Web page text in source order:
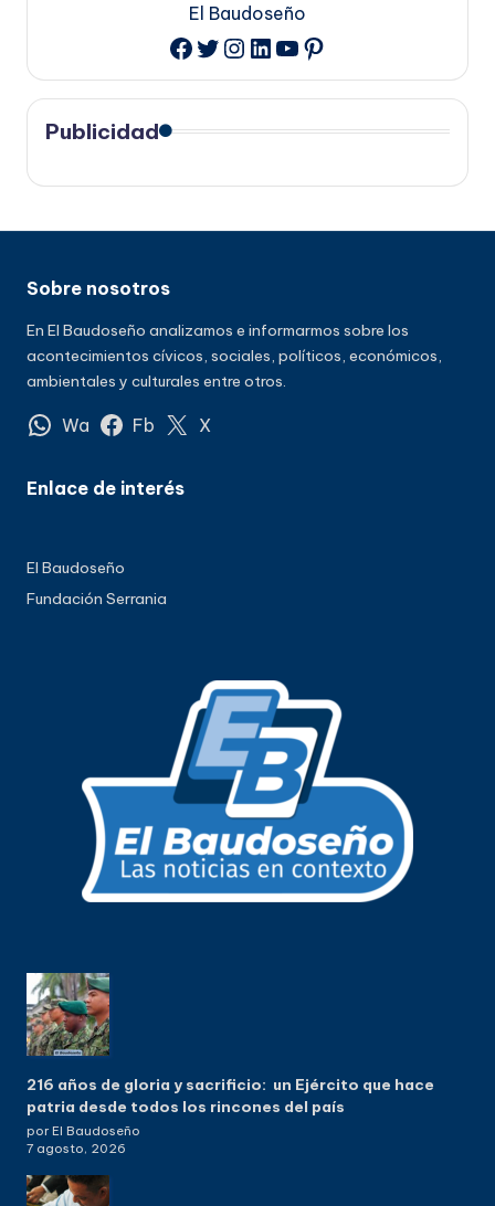
El Baudoseño
Facebook
Twitter
Instagram
LinkedIn
YouTube
Pinterest
Publicidad
Sobre nosotros
En El Baudoseño analizamos e informarmos sobre los
acontecimientos cívicos, sociales, políticos, económicos,
ambientales y culturales entre otros.
Wa Fb X
Enlace de interés
El Baudoseño
Fundación Serrania
216 años de gloria y sacrificio: un Ejército que hace
patria desde todos los rincones del país
por El Baudoseño
7 agosto, 2026